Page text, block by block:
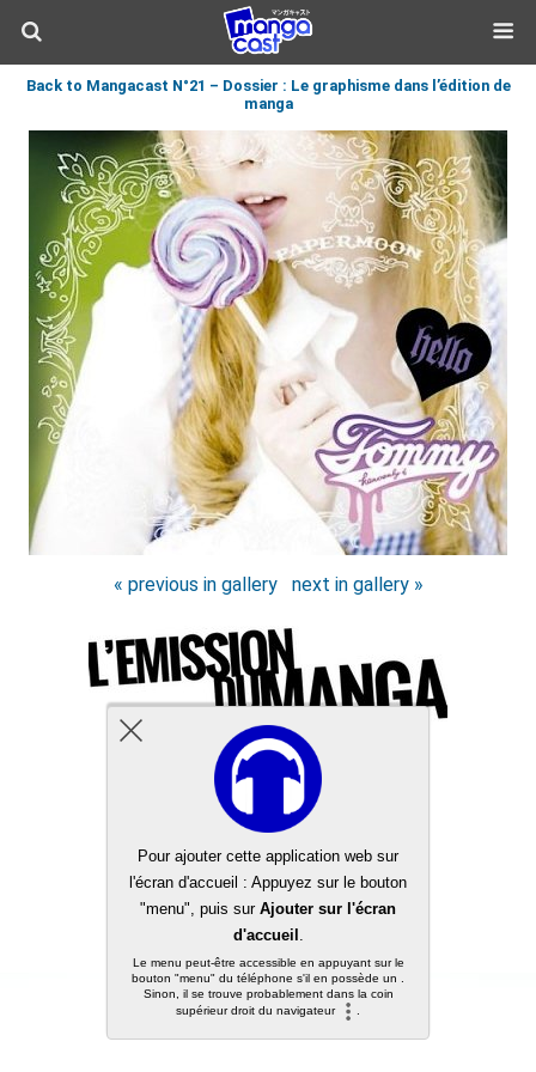
Back to Mangacast N°21 – Dossier : Le graphisme dans l’édition de
manga
« previous in gallery next in gallery »
Back to top